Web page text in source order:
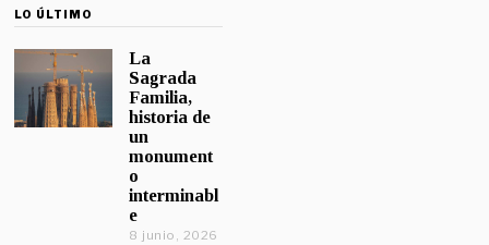
LO ÚLTIMO
La
Sagrada
Familia,
historia de
un
monument
o
interminabl
e
8 junio, 2026